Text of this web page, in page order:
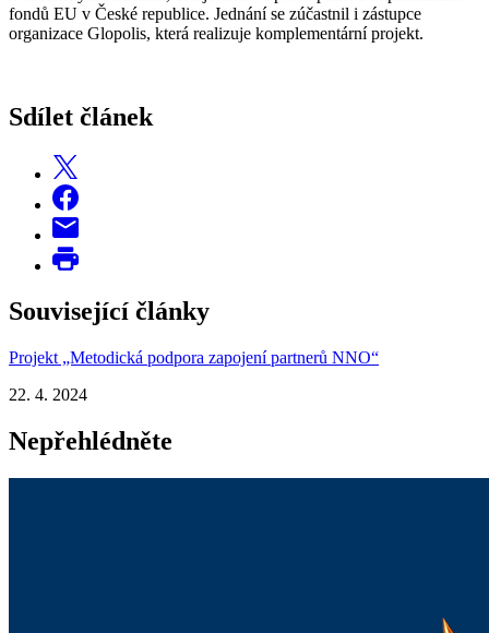
fondů EU v České republice. Jednání se zúčastnil i zástupce
organizace Glopolis, která realizuje komplementární projekt.
Sdílet článek
Související články
Projekt „Metodická podpora zapojení partnerů NNO“
22. 4. 2024
Nepřehlédněte